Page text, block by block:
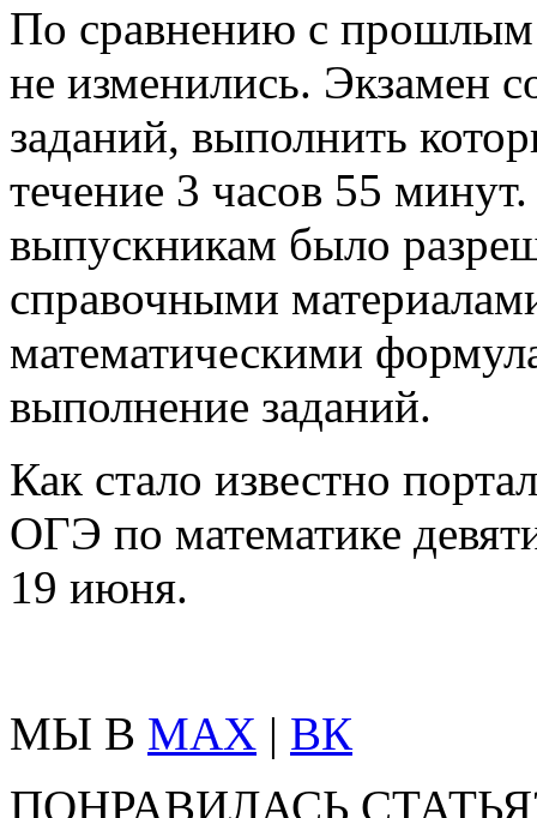
По сравнению с прошлым
не изменились. Экзамен
заданий, выполнить
течение 3 часов 55
выпускникам было
справочными
математическими
выполнение заданий.
Как стало известно
ОГЭ по математике
19 июня.
МЫ В MAX | ВК
ПОНРАВИЛАСЬ